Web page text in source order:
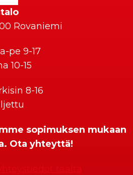
Rovaniemi
ma-pe 9-17
10-15
8-16
sopimuksen mukaan
Ota yhteyttä!
täältä